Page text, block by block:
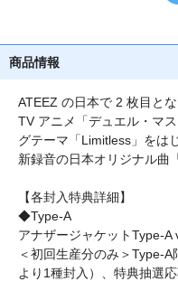
商品情報
ATEEZ の日本で 2 枚目とな
TV アニメ「デュエル・マ
グテーマ「Limitless」をは
新録音の日本オリジナル曲
【各封入特典詳細】
◆Type-A
アナザージャケットType-A
＜初回生産分のみ＞Type-
より1種封入）、特典抽選